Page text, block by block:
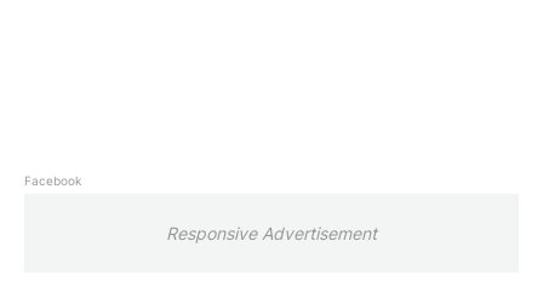
Facebook
Responsive Advertisement